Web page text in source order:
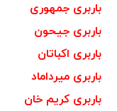
باربری جمهوری
باربری جیحون
باربری اکباتان
باربری میرداماد
باربری کریم خان